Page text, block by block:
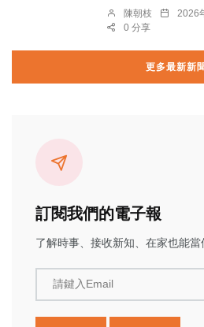
陳朝枝 2026
0 分享
更多最新新
訂閱我們的電子報
了解時事、接收新知、在家也能當
請鍵入Email